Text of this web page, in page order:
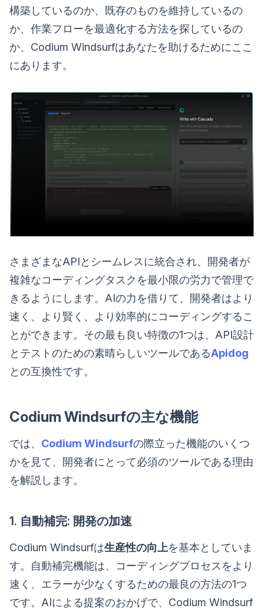
構築しているのか、既存のものを維持しているの
か、作業フローを最適化する方法を探しているの
か、Codium Windsurfはあなたを助けるためにここ
にあります。
さまざまなAPIとシームレスに統合され、開発者が
複雑なコーディングタスクを最小限の労力で管理で
きるようにします。AIの力を借りて、開発者はより
速く、より賢く、より効率的にコーディングするこ
とができます。その最も良い特徴の1つは、API設計
とテストのための素晴らしいツールであるApidog
との互換性です。
Codium Windsurfの主な機能
では、 Codium Windsurfの際立った機能のいくつ
かを見て、開発者にとって必須のツールである理由
を解説します。
1. 自動補完: 開発の加速
Codium Windsurfは生産性の向上を基本としていま
す。自動補完機能は、コーディングプロセスをより
速く、エラーが少なくするための最良の方法の1つ
です。AIによる提案のおかげで、Codium Windsurf